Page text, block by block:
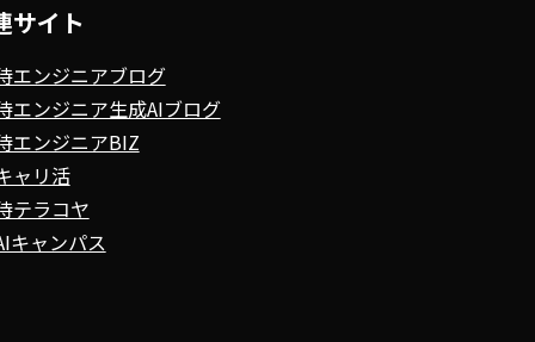
サイト
エンジニアブログ
エンジニア生成AIブログ
エンジニアBIZ
ャリ活
テラコヤ
キャンパス